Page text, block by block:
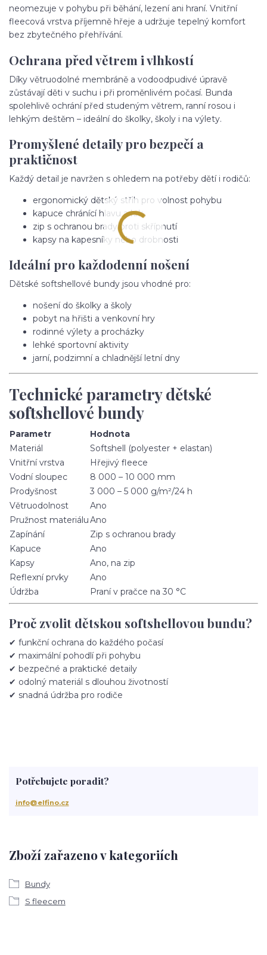
neomezuje v pohybu při běhání, lezení ani hraní. Vnitřní
fleecová vrstva příjemně hřeje a udržuje tepelný komfort
bez zbytečného přehřívání.
Ochrana před větrem i vlhkostí
Díky větruodolné membráně a vodoodpudivé úpravě
zůstávají děti v suchu i při proměnlivém počasí. Bunda
spolehlivě ochrání před studeným větrem, ranní rosou i
lehkým deštěm – ideální do školky, školy i na výlety.
Promyšlené detaily pro bezpečí a
praktičnost
Každý detail je navržen s ohledem na potřeby dětí i rodičů:
ergonomický dětský střih pro volnost pohybu
kapuce chránící hlavu a krk
zip s ochranou brady proti skřípnutí
kapsy na kapesníky nebo drobnosti
Ideální pro každodenní nošení
Dětské softshellové bundy jsou vhodné pro:
nošení do školky a školy
pobyt na hřišti a venkovní hry
rodinné výlety a procházky
lehké sportovní aktivity
jarní, podzimní a chladnější letní dny
Technické parametry dětské
softshellové bundy
Parametr
Hodnota
Materiál
Softshell (polyester + elastan)
Vnitřní vrstva
Hřejivý fleece
Vodní sloupec
8 000 – 10 000 mm
Prodyšnost
3 000 – 5 000 g/m²/24 h
Větruodolnost
Ano
Pružnost materiáluAno
Zapínání
Zip s ochranou brady
Kapuce
Ano
Kapsy
Ano, na zip
Reflexní prvky
Ano
Údržba
Praní v pračce na 30 °C
Proč zvolit dětskou softshellovou bundu?
✔ funkční ochrana do každého počasí
✔ maximální pohodlí při pohybu
✔ bezpečné a praktické detaily
✔ odolný materiál s dlouhou životností
✔ snadná údržba pro rodiče
Zboží zařazeno v kategoriích
Bundy
S fleecem
Potřebujete poradit?
info@elfino.cz